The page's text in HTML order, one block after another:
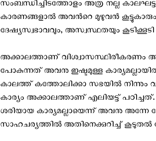
സംബന്ധിച്ചിടത്തോളം അത്ര നല്ല
കാരണങ്ങളാല്‍ അവന്‍റെ മുഴുവന്‍
ദേഷ്യസ്വഭാവവും, അസ്വസ്ഥതയും
അക്കാലത്താണ് വിശ്വാസസ്ഥിരീകരണം
പോകുന്നത് അവനു ഇഷ്ടമുള്ള
കാലത്ത് കത്തോലിക്കാ സഭയില്‍ നിന്നും
കാര്യം അക്കാലത്താണ് എലിയട്ട്
ശരിയായ കാര്യമല്ലായെന്ന് അവനു അന്നേ
സാഹചര്യത്തില്‍ അതിനെക്കുറിച്ച് കൂടുതല്‍